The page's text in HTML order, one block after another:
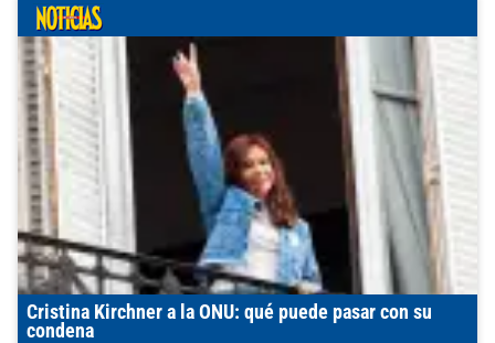
Cristina Kirchner a la ONU: qué puede pasar con su
condena